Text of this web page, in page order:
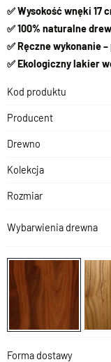
✅ Wysokość wnęki 17
✅ 100% naturalne
✅ Ręczne wykonanie
✅ Ekologiczny lakier
Kod produktu
Producent
Drewno
Kolekcja
Rozmiar
Wybarwienia drewna
Forma dostawy